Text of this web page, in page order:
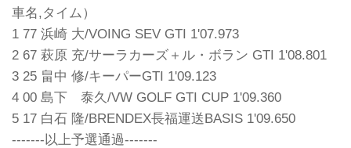
車名,タイム）
1 77 浜崎 大/VOING SEV GTI 1'07.973
2 67 萩原 充/サーラカーズ＋ル・ボラン GTI 1'08.801
3 25 畠中 修/キーパーGTI 1'09.123
4 00 島下 泰久/VW GOLF GTI CUP 1'09.360
5 17 白石 隆/BRENDEX長福運送BASIS 1'09.650
-------以上予選通過-------